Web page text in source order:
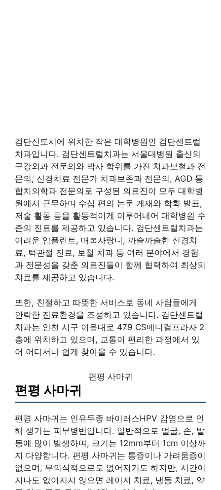
검단신도시에 위치한 작은 대학병원인 검단센트럴
치과입니다. 검단센트럴치과는 서울대병원 출신의
구강외과 전문의와 박사 학위를 가진 치과보철과 전
문의, 신경치료 전문가 치과보존과 전문의, AGD 통
합치의학과 전문의로 구성된 의료진이 모두 대학병
원에서 근무하며 수십 편의 논문 게재와 학회 발표,
저술 활동 등을 활동적이게 이루어내어 대학병원 수
준의 진료를 제공하고 있습니다. 검단센트럴치과는
어려운 임플란트, 매복사랑니, 까슬까슬한 신경치
료, 턱관절 진료, 보철 치과 등 여러 분야에서 경험
과 전문성을 갖춘 의료진들이 함께 협력하여 최상의
치료를 제공하고 있습니다.
또한, 친절하고 따뜻한 서비스로 동네 사람들에게
안락한 진료환경을 조성하고 있습니다. 검단센트럴
치과는 인천 서구 이음대로 479 CS메디컬프라자 2
층에 위치하고 있으며, 교통이 편리한 과정에서 있
어 어디서나 쉽게 찾아올 수 있습니다.
편평 사마귀
편평 사마귀
편평 사마귀는 인유두종 바이러스HPV 감염으로 인
해 생기는 피부병변입니다. 일반적으로 얼굴, 손, 발
등에 많이 발생하며, 크기는 12mm부터 1cm 이상까
지 다양합니다. 편평 사마귀는 통증이나 가려움증이
없으며, 무의식적으로도 없어지기도 하지만, 시간이
지나도 없어지지 않으면 레이저 치료, 냉동 치료, 약